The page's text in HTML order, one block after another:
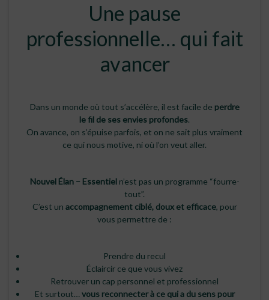
Une pause
professionnelle… qui fait
avancer
Dans un monde où tout s’accélère, il est facile de perdre
le fil de ses envies profondes.
On avance, on s’épuise parfois, et on ne sait plus vraiment
ce qui nous motive, ni où l’on veut aller.
Nouvel Élan – Essentieln’est pas un programme “fourre-
tout”.
C’est un accompagnement ciblé, doux et efficace, pour
vous permettre de :
Prendre du recul
Éclaircir ce que vous vivez
Retrouver un cap personnel et professionnel
Et surtout… vous reconnecter à ce qui a du sens pour